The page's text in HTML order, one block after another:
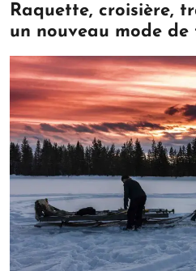
Raquette, croisière,
un nouveau mode